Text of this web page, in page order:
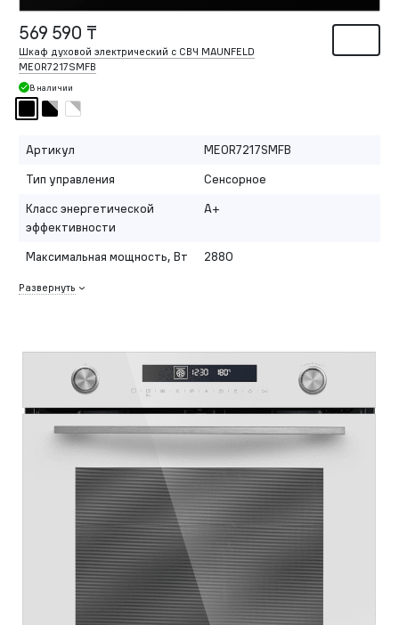
569 590 ₸
Шкаф духовой электрический с СВЧ MAUNFELD
MEOR7217SMFB
В наличии
Артикул
MEOR7217SMFB
Тип управления
Сенсорное
Класс энергетической
эффективности
A+
Максимальная мощность, Вт 2880
Развернуть